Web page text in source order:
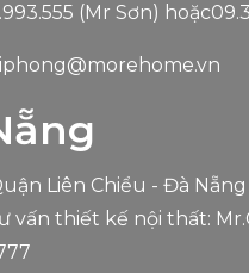
(Mr Sơn) hoặc
Liên Chiểu - Đà Nẵng
vấn thiết kế nội thất: